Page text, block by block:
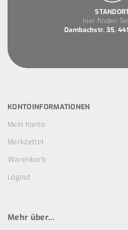
hier finden
Dambachstr. 35,
KONTOINFORMATIONEN
Mein Konto
Merkzettel
Warenkorb
Logout
Mehr über...